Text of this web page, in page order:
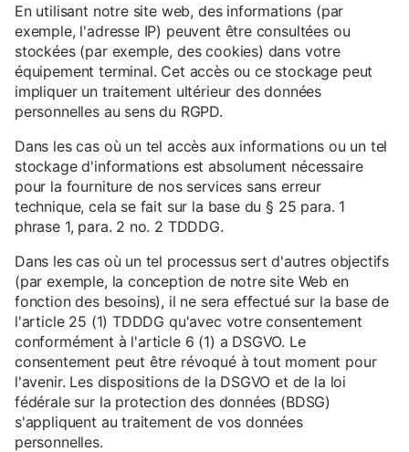
En utilisant notre site web, des informations (par
exemple, l'adresse IP) peuvent être consultées ou
stockées (par exemple, des cookies) dans votre
équipement terminal. Cet accès ou ce stockage peut
impliquer un traitement ultérieur des données
personnelles au sens du RGPD.
Dans les cas où un tel accès aux informations ou un tel
stockage d'informations est absolument nécessaire
pour la fourniture de nos services sans erreur
technique, cela se fait sur la base du § 25 para. 1
phrase 1, para. 2 no. 2 TDDDG.
Dans les cas où un tel processus sert d'autres objectifs
(par exemple, la conception de notre site Web en
fonction des besoins), il ne sera effectué sur la base de
l'article 25 (1) TDDDG qu'avec votre consentement
conformément à l'article 6 (1) a DSGVO. Le
consentement peut être révoqué à tout moment pour
l'avenir. Les dispositions de la DSGVO et de la loi
fédérale sur la protection des données (BDSG)
s'appliquent au traitement de vos données
personnelles.